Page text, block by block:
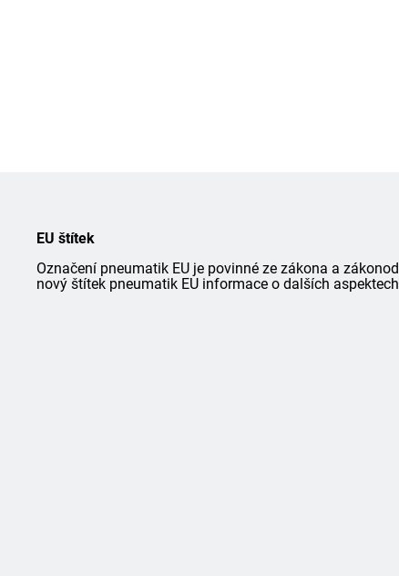
EU štítek
Označení pneumatik EU je povinné ze zákona a
nový štítek pneumatik EU informace o dalších